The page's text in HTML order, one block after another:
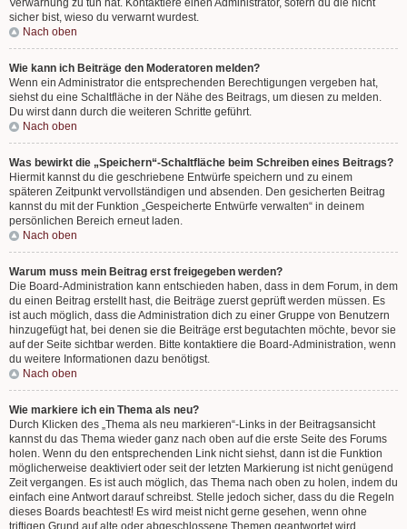
Verwarnung zu tun hat. Kontaktiere einen Administrator, sofern du die nicht
sicher bist, wieso du verwarnt wurdest.
Nach oben
Wie kann ich Beiträge den Moderatoren melden?
Wenn ein Administrator die entsprechenden Berechtigungen vergeben hat,
siehst du eine Schaltfläche in der Nähe des Beitrags, um diesen zu melden.
Du wirst dann durch die weiteren Schritte geführt.
Nach oben
Was bewirkt die „Speichern“-Schaltfläche beim Schreiben eines Beitrags?
Hiermit kannst du die geschriebene Entwürfe speichern und zu einem
späteren Zeitpunkt vervollständigen und absenden. Den gesicherten Beitrag
kannst du mit der Funktion „Gespeicherte Entwürfe verwalten“ in deinem
persönlichen Bereich erneut laden.
Nach oben
Warum muss mein Beitrag erst freigegeben werden?
Die Board-Administration kann entschieden haben, dass in dem Forum, in dem
du einen Beitrag erstellt hast, die Beiträge zuerst geprüft werden müssen. Es
ist auch möglich, dass die Administration dich zu einer Gruppe von Benutzern
hinzugefügt hat, bei denen sie die Beiträge erst begutachten möchte, bevor sie
auf der Seite sichtbar werden. Bitte kontaktiere die Board-Administration, wenn
du weitere Informationen dazu benötigst.
Nach oben
Wie markiere ich ein Thema als neu?
Durch Klicken des „Thema als neu markieren“-Links in der Beitragsansicht
kannst du das Thema wieder ganz nach oben auf die erste Seite des Forums
holen. Wenn du den entsprechenden Link nicht siehst, dann ist die Funktion
möglicherweise deaktiviert oder seit der letzten Markierung ist nicht genügend
Zeit vergangen. Es ist auch möglich, das Thema nach oben zu holen, indem du
einfach eine Antwort darauf schreibst. Stelle jedoch sicher, dass du die Regeln
dieses Boards beachtest! Es wird meist nicht gerne gesehen, wenn ohne
triftigen Grund auf alte oder abgeschlossene Themen geantwortet wird.